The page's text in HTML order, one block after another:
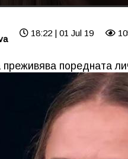
18:22 | 01 Jul 19
поредната